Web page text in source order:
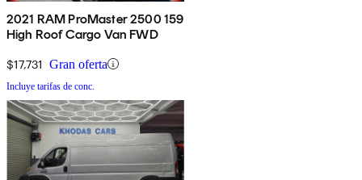
2021 RAM ProMaster 2500 159
High Roof Cargo Van FWD
$17,731 Gran oferta
Incluye tarifas de conc.